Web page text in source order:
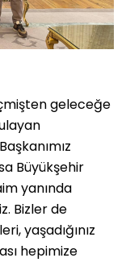
geleceğe
Büyükşehir
yanında
Bizler de
yaşadığınız
hepimize